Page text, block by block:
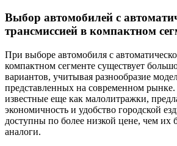
Выбор автомобилей с
трансмиссией в компактном
При выборе автомобиля с
компактном сегменте существует
вариантов, учитывая разнообразие
представленных на современном
известные еще как малолитражки,
экономичность и удобство городской
доступны по более низкой цене, чем их
аналоги.